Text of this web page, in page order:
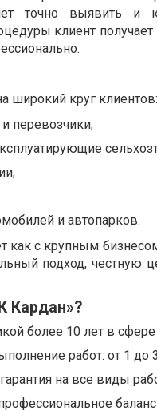
точно выявить и
клиент
широкий круг клиентов:
перевозчики;
и автопарков.
как с крупным
подход, честную
Кардан»?
более 10 лет в
работ: от 1 до
на все виды